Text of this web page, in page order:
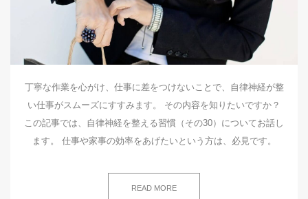
丁寧な作業を心がけ、仕事に差をつけないことで、自律神経が整
い仕事がスムーズにすすみます。 その内容を知りたいですか？
この記事では、自律神経を整える習慣（その30）についてお話し
ます。 仕事や家事の効率をあげたいという方は、必見です。
READ MORE